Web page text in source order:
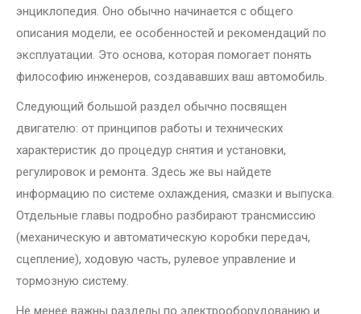
энциклопедия. Оно обычно начинается с общего
описания модели, ее особенностей и рекомендаций по
эксплуатации. Это основа, которая помогает понять
философию инженеров, создававших ваш автомобиль.
Следующий большой раздел обычно посвящен
двигателю: от принципов работы и технических
характеристик до процедур снятия и установки,
регулировок и ремонта. Здесь же вы найдете
информацию по системе охлаждения, смазки и выпуска.
Отдельные главы подробно разбирают трансмиссию
(механическую и автоматическую коробки передач,
сцепление), ходовую часть, рулевое управление и
тормозную систему.